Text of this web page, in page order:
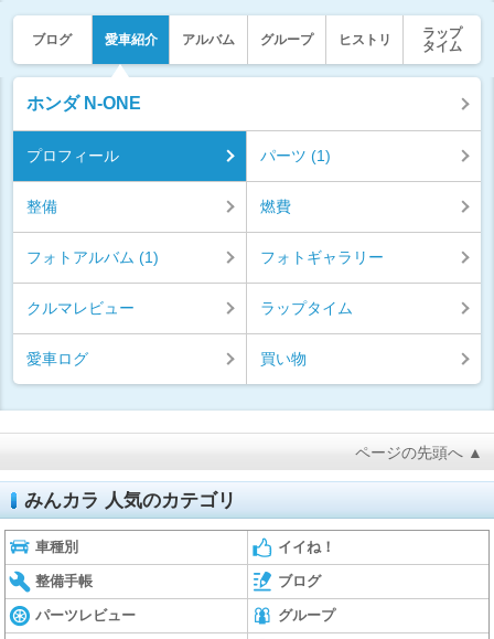
ブログ 愛車紹介 アルバム グループ ヒストリ
ラップ
タイム
ホンダ N-ONE
プロフィール パーツ (1)
整備 燃費
フォトアルバム (1) フォトギャラリー
クルマレビュー ラップタイム
愛車ログ 買い物
ページの先頭へ ▲
みんカラ 人気のカテゴリ
車種別 イイね！
整備手帳 ブログ
パーツレビュー グループ